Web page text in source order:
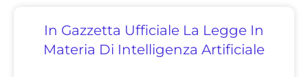
In Gazzetta Ufficiale La Legge In
Materia Di Intelligenza Artificiale